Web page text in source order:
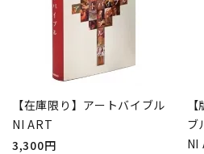
【在庫限り】アートバイブル
NI ART
3,300円
ブ
NI